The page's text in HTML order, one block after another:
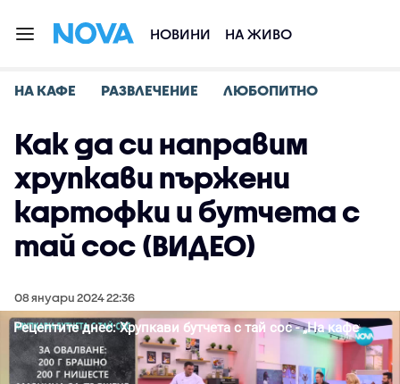
НОВИНИ НА ЖИВО
НА КАФЕ РАЗВЛЕЧЕНИЕ ЛЮБОПИТНО
Как да си направим
хрупкави пържени
картофки и бутчета с
тай сос (ВИДЕО)
08 януари 2024 22:36